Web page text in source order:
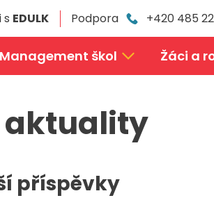
s EDULK Podpora +420 485
Management škol Žáci a
aktuality
příspěvky